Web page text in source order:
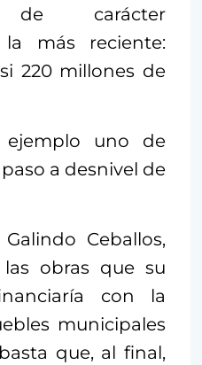
carácter
la más reciente:
220 millones de
ejemplo uno de
a desnivel de
Ceballos,
obras que su
con la
municipales
que, al final,